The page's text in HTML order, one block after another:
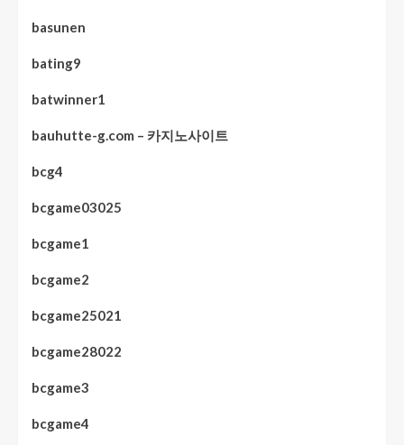
basunen
bating9
batwinner1
bauhutte-g.com – 카지노사이트
bcg4
bcgame03025
bcgame1
bcgame2
bcgame25021
bcgame28022
bcgame3
bcgame4